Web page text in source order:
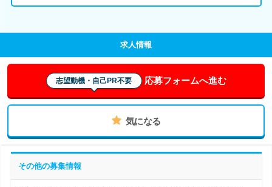
求人情報
志望動機・自己PR不要 応募フォームへ進む
気になる
その他の募集情報